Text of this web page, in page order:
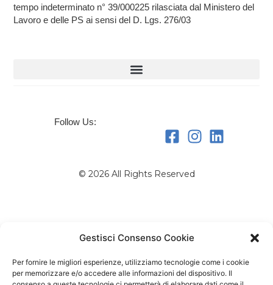
Gestisci Consenso Cookie
Per fornire le migliori esperienze, utilizziamo tecnologie come i cookie
per memorizzare e/o accedere alle informazioni del dispositivo. Il
tempo indeterminato n° 39/000225 rilasciata dal Ministero del
Lavoro e delle PS ai sensi del D. Lgs. 276/03
Follow Us:
© 2026 All Rights Reserved